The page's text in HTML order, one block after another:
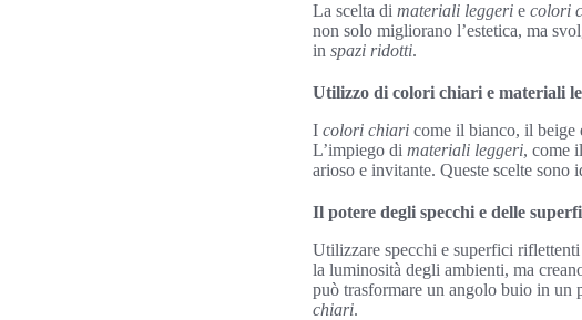
La scelta di materiali leggeri e colori
non solo migliorano l’estetica, ma
in spazi ridotti.
Utilizzo di colori chiari e materiali
I colori chiari come il bianco, il beige
L’impiego di materiali leggeri, come
arioso e invitante. Queste scelte sono
Il potere degli specchi e delle
Utilizzare specchi e superfici
la luminosità degli ambienti, ma
può trasformare un angolo buio in un
chiari.